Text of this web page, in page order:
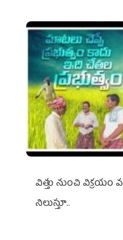
విత్తు నుంచి
నిలుస్తూ..